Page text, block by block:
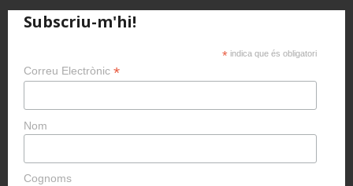
Subscriu-m'hi!
* indica que és obligatori
Correu Electrònic *
Nom
Cognoms